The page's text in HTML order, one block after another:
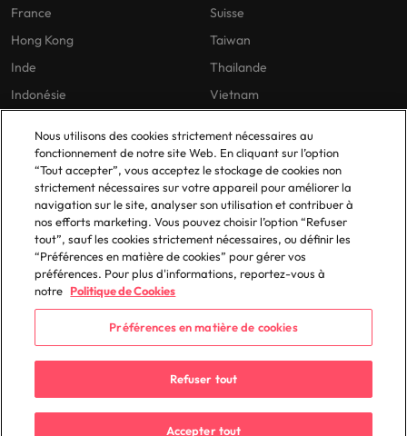
France
Hong Kong
Inde
Indonésie
Suisse
Taiwan
Thailande
Vietnam
Nos politiques
Politique de confidentialité
Politique de cookies
Bibliothèque de politiques
En France
Lyon
Paris
© 2025 Robert Walters Plc. All Rights Reserved.
Nous utilisons des cookies strictement nécessaires au
fonctionnement de notre site Web. En cliquant sur l’option
“Tout accepter”, vous acceptez le stockage de cookies non
strictement nécessaires sur votre appareil pour améliorer la
navigation sur le site, analyser son utilisation et contribuer à
nos efforts marketing. Vous pouvez choisir l’option “Refuser
tout”, sauf les cookies strictement nécessaires, ou définir les
“Préférences en matière de cookies” pour gérer vos
préférences. Pour plus d'informations, reportez-vous à
notre Politique de Cookies
Préférences en matière de cookies
Refuser tout
Accepter tout